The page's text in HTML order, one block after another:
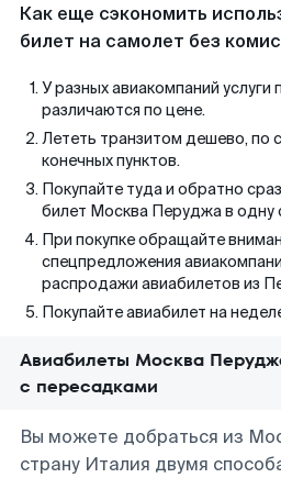
Как еще сэкономить
билет на самолет без
У разных авиакомпаний услуги
различаются по цене.
Лететь транзитом дешево, по
конечных пунктов.
Покупайте туда и обратно
билет Москва Перуджа в одну
При покупке обращайте
спецпредложения
распродажи авиабилетов из
Покупайте авиабилет на
Авиабилеты Москва
с пересадками
Вы можете добраться из
страну Италия двумя